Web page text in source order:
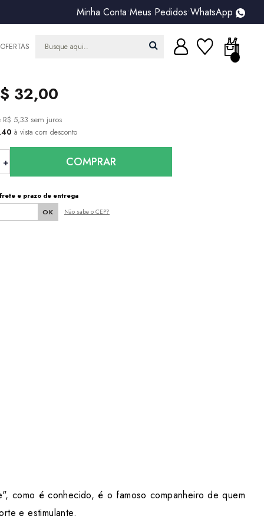
Minha Conta•Meus Pedidos•WhatsApp
OFERTAS
32,00
R$ 5,33 sem juros
à vista com desconto
COMPRAR
e prazo de entrega
Não sabe o CEP?
como é conhecido, é o famoso companheiro de quem
e estimulante.